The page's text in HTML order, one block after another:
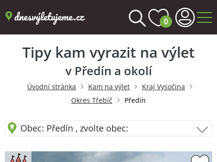
0
Tipy kam vyrazit na výlet
v Předín a okolí
Úvodní stránka Kam na výlet
Kraj Vysočina
Okres Třebíč
Předín
Obec: Předín , zvolte obec: